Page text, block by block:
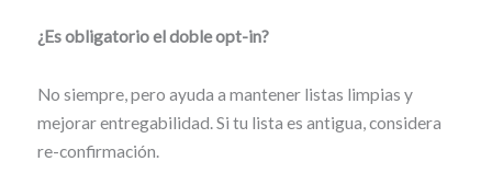
¿Es obligatorio el doble opt-in?
No siempre, pero ayuda a mantener listas limpias y
mejorar entregabilidad. Si tu lista es antigua, considera
re-confirmación.